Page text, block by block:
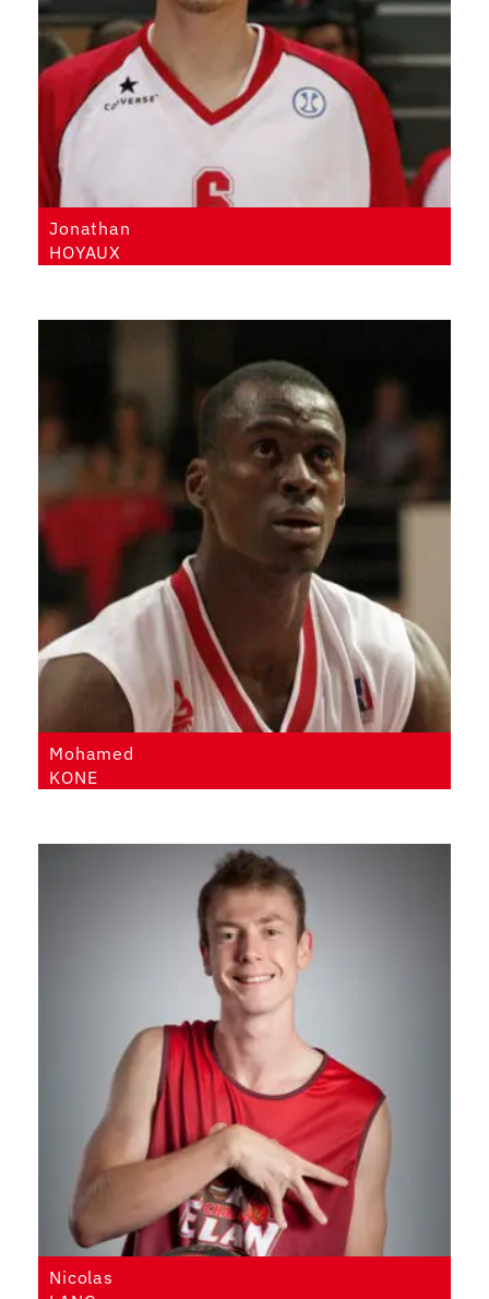
Jonathan
HOYAUX
Mohamed
KONE
Nicolas